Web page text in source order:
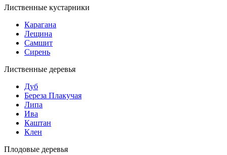
Лиственные кустарники
Карагана
Лещина
Самшит
Сирень
Лиственные деревья
Дуб
Береза Плакучая
Липа
Ива
Каштан
Клен
Плодовые деревья